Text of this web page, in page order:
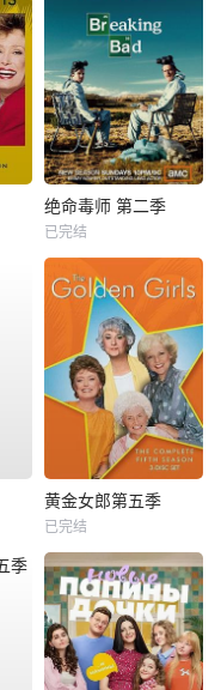
绝命毒师 第二季
已完结
黄金女郎第五季
已完结